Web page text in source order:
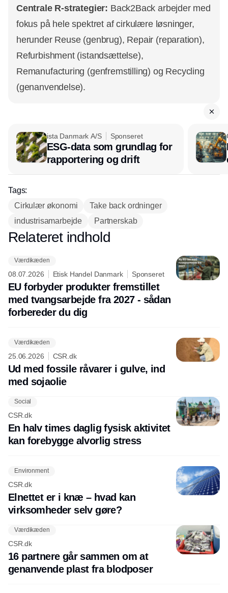
Centrale R-strategier: Back2Back arbejder med
fokus på hele spektret af cirkulære løsninger,
herunder Reuse (genbrug), Repair (reparation),
Refurbishment (istandsættelse),
Remanufacturing (genfremstilling) og Recycling
(genanvendelse).
ista Danmark A/S Sponseret
ESG-data som grundlag for
rapportering og drift
Tags:
Cirkulær økonomi
Take back ordninger
industrisamarbejde
Partnerskab
Annonce
Relateret indhold
Værdikæden
08.07.2026 Etisk Handel Danmark Sponseret
EU forbyder produkter fremstillet
med tvangsarbejde fra 2027 - sådan
forbereder du dig
Værdikæden
25.06.2026 CSR.dk
Ud med fossile råvarer i gulve, ind
med sojaolie
Social
CSR.dk
En halv times daglig fysisk aktivitet
kan forebygge alvorlig stress
Environment
CSR.dk
Elnettet er i knæ – hvad kan
virksomheder selv gøre?
Værdikæden
CSR.dk
16 partnere går sammen om at
genanvende plast fra blodposer